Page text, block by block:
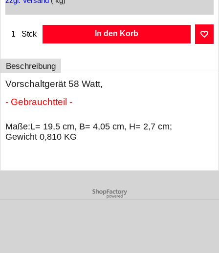
Stck In den Korb
Beschreibung
Vorschaltgerät 58 Watt,
- Gebrauchtteil -
Maße:L= 19,5 cm, B= 4,05 cm, H= 2,7 cm;
Gewicht 0,810 KG
WebShop erstellt mit ShopFactory Shop Software.